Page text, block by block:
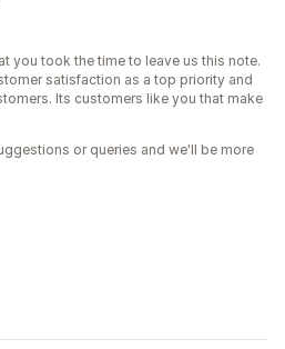
you took the time to leave us this note.
satisfaction as a top priority and
Its customers like you that make
or queries and we'll be more